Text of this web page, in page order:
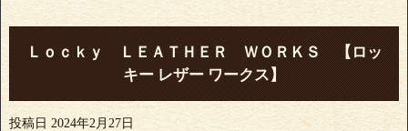
Ｌｏｃｋｙ ＬＥＡＴＨＥＲ ＷＯＲＫＳ 【ロッ
キー レザー ワークス】
投稿日 2024年2月27日